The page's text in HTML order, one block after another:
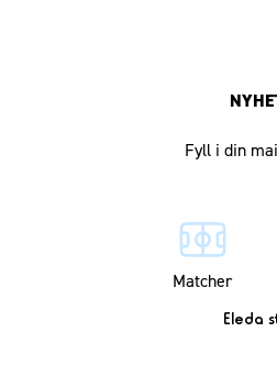
Matcher
Eleda